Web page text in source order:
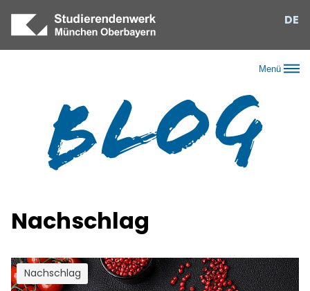
DE
Menü
Nachschlag
Nachschlag